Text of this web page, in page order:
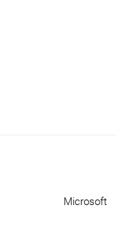
Microsoft